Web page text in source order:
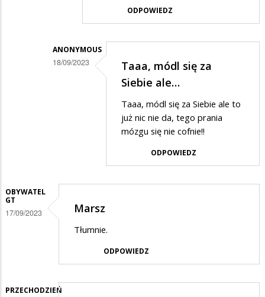
odpowiedzi
Marsz
ODPOWIEDZ
ANONYMOUS
18/09/2023
Właśnie
jesteś
przykładem…
Taaa, módl się za
Siebie ale…
Taaa, módl się za Siebie ale to
już nic nie da, tego prania
mózgu się nie cofnie!!
ODPOWIEDZ
OBYWATEL
GT
17/09/2023 Marsz
Tłumnie.
ODPOWIEDZ
PRZECHODZIEŃ